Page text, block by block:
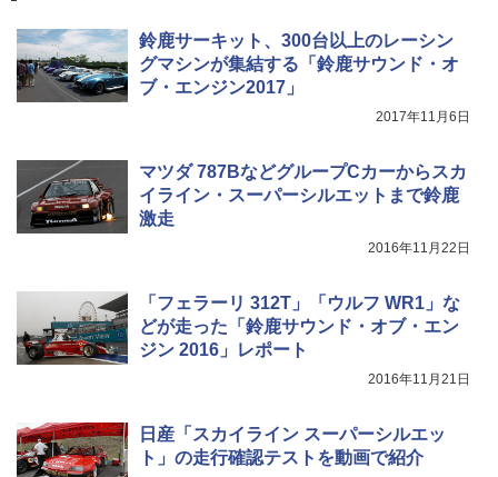
鈴鹿サーキット、300台以上のレーシン
グマシンが集結する「鈴鹿サウンド・オ
ブ・エンジン2017」
2017年11月6日
マツダ 787BなどグループCカーからスカ
イライン・スーパーシルエットまで鈴鹿
激走
2016年11月22日
「フェラーリ 312T」「ウルフ WR1」な
どが走った「鈴鹿サウンド・オブ・エン
ジン 2016」レポート
2016年11月21日
日産「スカイライン スーパーシルエッ
ト」の走行確認テストを動画で紹介